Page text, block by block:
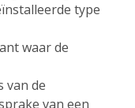
type
waar de
van de
van een